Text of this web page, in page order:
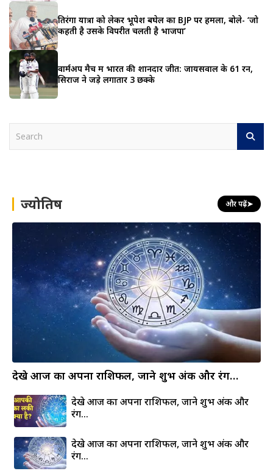
तिरंगा यात्रा को लेकर भूपेश बघेल का BJP पर हमला, बोले- ‘जो
कहती है उसके विपरीत चलती है भाजपा’
वार्मअप मैच में भारत की शानदार जीत: जायसवाल के 61 रन,
सिराज ने जड़े लगातार 3 छक्के
h ज्योतिष और पढ़ें➤
देखे आज का अपना राशिफल, जाने शुभ अंक और रंग…
देखे आज का अपना राशिफल, जाने शुभ अंक और
रंग…
देखे आज का अपना राशिफल, जाने शुभ अंक और
रंग…